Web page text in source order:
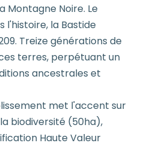
Montagne Noire. Le
l'histoire, la Bastide
Treize générations de
terres, perpétuant un
ancestrales et
met l'accent sur
biodiversité (50ha),
Haute Valeur